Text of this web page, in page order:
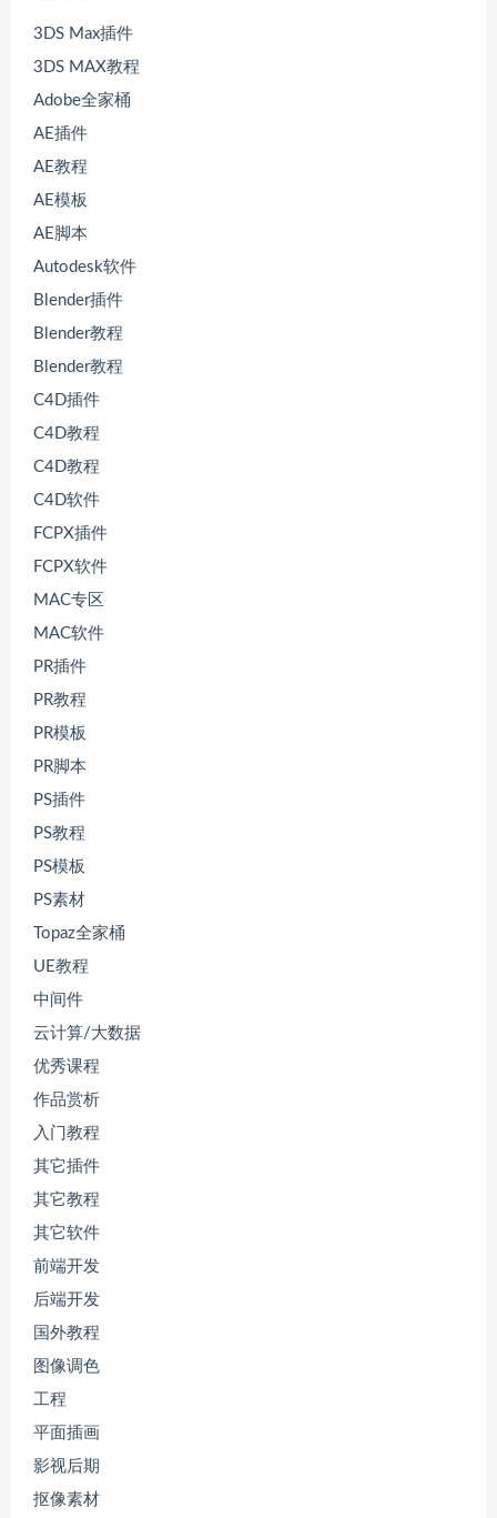
3DS Max插件
3DS MAX教程
Adobe全家桶
AE插件
AE教程
AE模板
AE脚本
Autodesk软件
Blender插件
Blender教程
Blender教程
C4D插件
C4D教程
C4D教程
C4D软件
FCPX插件
FCPX软件
MAC专区
MAC软件
PR插件
PR教程
PR模板
PR脚本
PS插件
PS教程
PS模板
PS素材
Topaz全家桶
UE教程
中间件
云计算/大数据
优秀课程
作品赏析
入门教程
其它插件
其它教程
其它软件
前端开发
后端开发
国外教程
图像调色
工程
平面插画
影视后期
抠像素材